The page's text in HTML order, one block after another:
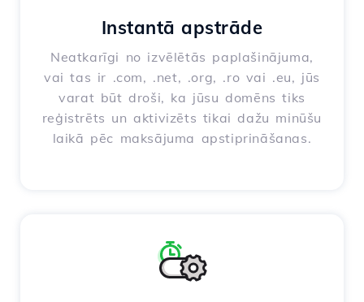
Instantā apstrāde
Neatkarīgi no izvēlētās paplašinājuma,
vai tas ir .com, .net, .org, .ro vai .eu, jūs
varat būt droši, ka jūsu domēns tiks
reģistrēts un aktivizēts tikai dažu minūšu
laikā pēc maksājuma apstiprināšanas.